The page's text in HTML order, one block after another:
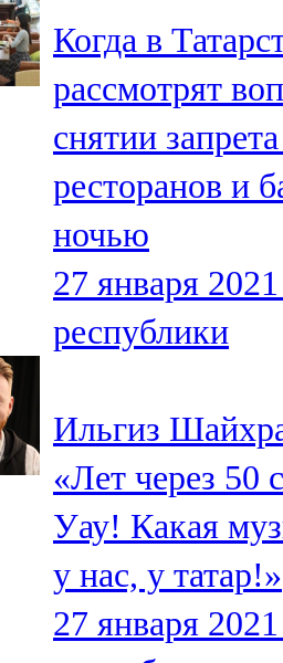
Чистай
103,0 FM
Чүпрәле
91,0 FM
Шәмәрдән
102,3 FM
Яңа чишмә
Яр Чаллы
105,5 FM
Когда в
рассмотрят
снятии
ресторанов и
ночью
27 января 2021
республики
Ильгиз
«Лет через 50
Уау! Какая
у нас, у татар!»
27 января 2021